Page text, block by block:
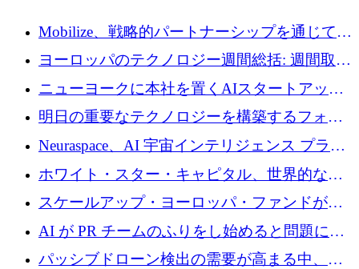
Mobilize、戦略的パートナーシップを通じて通
信ソフトウェア会社を拡大するための投資部
ヨーロッパのテクノロジー週間総括: 週間取引
額 8 億 7,800 万ユーロと 2026 年上半期の主要
ニューヨークに本社を置くAIスタートアップ
Modal Labsがロンドンオフィスを開設
明日の重要なテクノロジーを構築するフォト
ニクスのスケールアップに対応する
Neuraspace、AI 宇宙インテリジェンス プラッ
トフォームの拡大に 1,560 万ユーロを投資
ホワイト・スター・キャピタル、世界的なス
タートアップをシリーズAからBまで支援する
ために2億5,000万ドルのファンドIVを閉鎖
スケールアップ・ヨーロッパ・ファンドが初
の投資を行い、Iceeyeの10億ユーロのラウンド
を共同主導
AI が PR チームのふりをし始めると問題にな
ります
パッシブドローン検出の需要が高まる中、